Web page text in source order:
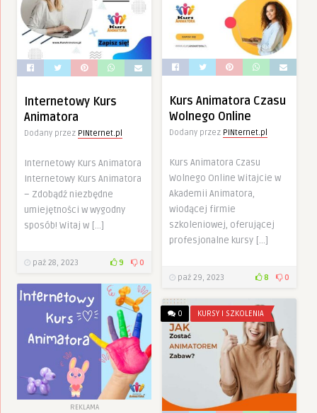
Kurs Animatora Czasu
Wolnego Online
Dodany przez PINternet.pl
Kurs Animatora Czasu
Wolnego Online Witajcie w
Akademii Animatora,
wiodącej firmie
szkoleniowej, oferującej
profesjonalne kursy […]
paź 29, 2023 8 0
Internetowy Kurs
Animatora
Dodany przez PINternet.pl
Internetowy Kurs Animatora
Internetowy Kurs Animatora
– Zdobądź niezbędne
umiejętności w wygodny
sposób! Witaj w […]
paź 28, 2023 9 0
REKLAMA
0 KURSY I SZKOLENIA